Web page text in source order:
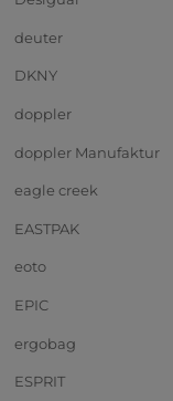
deuter
DKNY
doppler
doppler Manufaktur
eagle creek
EASTPAK
eoto
EPIC
ergobag
ESPRIT